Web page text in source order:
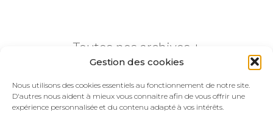
Gestion des cookies
Nous utilisons des cookies essentiels au fonctionnement de notre site.
D'autres nous aident à mieux vous connaitre afin de vous offrir une
expérience personnalisée et du contenu adapté à vos intérêts.
Toutes nos archives +
Information